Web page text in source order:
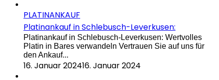
PLATINANKAUF
Platinankauf in Schlebusch-Leverkusen:
Platinankauf in Schlebusch-Leverkusen: Wertvolles
Platin in Bares verwandeln Vertrauen Sie auf uns für
den Ankauf...
16. Januar 202416. Januar 2024